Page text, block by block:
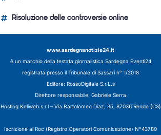
Risoluzione delle controversie online
www.sardegnanotizie24.it
è un marchio della testata giornalistica Sardegna Eventi24
registrata presso il Tribunale di Sassari n° 1/2018
Editore: RossoDigitale S.r.L.s
Direttore responsabile: Gabriele Serra
Hosting Keliweb s.r.l – Via Bartolomeo Diaz, 35, 87036 Rende (CS)
Iscrizione al Roc (Registro Operatori Comunicazione) N°43780